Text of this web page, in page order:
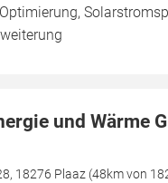
und Wärme
18276 Plaaz (48km von